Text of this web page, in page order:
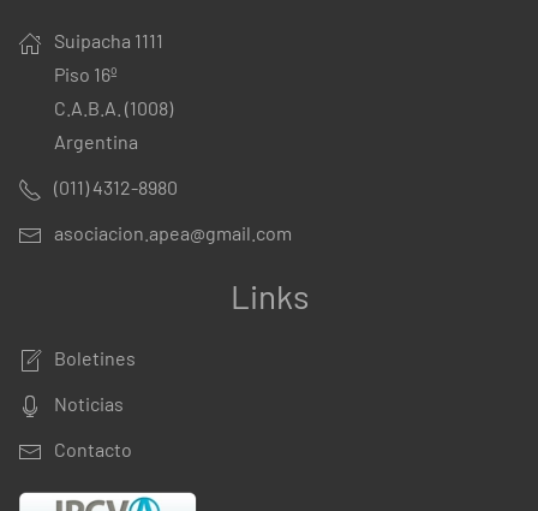
Suipacha 1111
Piso 16º
C.A.B.A. (1008)
Argentina
(011) 4312-8980
asociacion.apea@gmail.com
Links
Boletines
Noticias
Contacto